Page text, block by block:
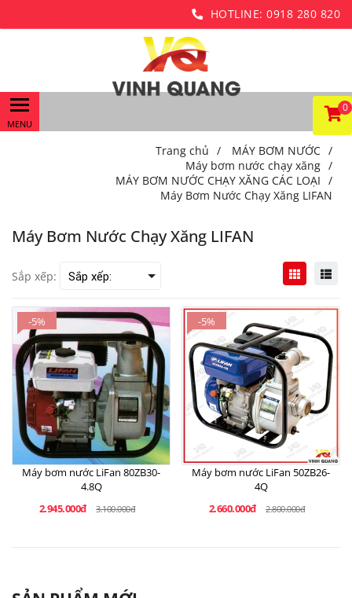
HOTLINE: 0918 280 820
0
Trang chủ / MÁY BƠM NƯỚC /
Máy bơm nước chạy xăng /
MÁY BƠM NƯỚC CHẠY XĂNG CÁC LOẠI /
Máy Bơm Nước Chạy Xăng LIFAN
Máy Bơm Nước Chạy Xăng LIFAN
Sắp xếp:
-5%
Máy bơm nước LiFan 80ZB30-
4.8Q
2.945.000đ
3.100.000đ
-5%
Máy bơm nước LiFan 50ZB26-
4Q
2.660.000đ
2.800.000đ